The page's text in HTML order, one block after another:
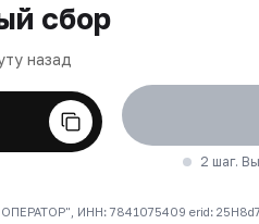
сбор
назад
2 шаг.
ИНН: 7841075409 erid: